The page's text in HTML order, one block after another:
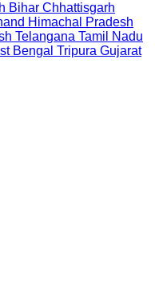
Bihar Chhattisgarh
Himachal Pradesh
Telangana Tamil Nadu
Bengal Tripura Gujarat